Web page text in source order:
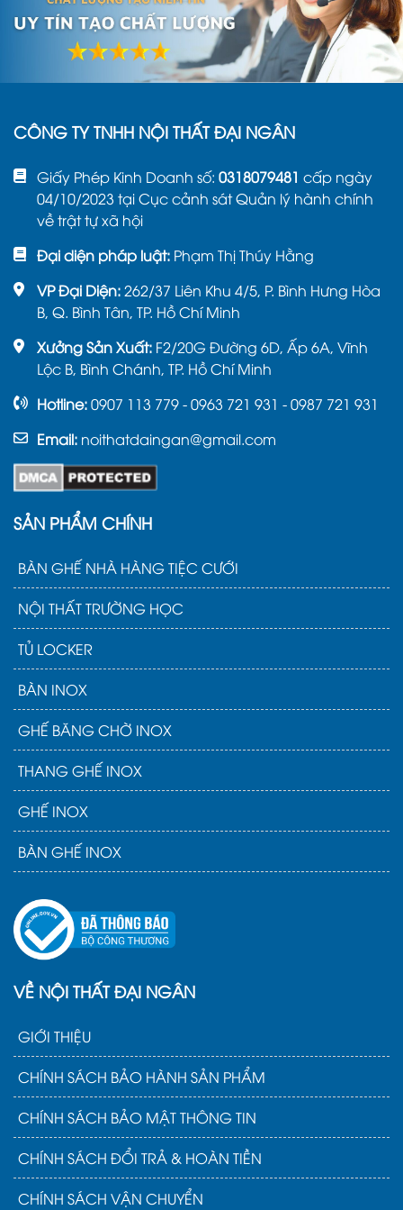
CÔNG TY TNHH NỘI THẤT ĐẠI NGÂN
Giấy Phép Kinh Doanh số: 0318079481 cấp ngày
04/10/2023 tại Cục cảnh sát Quản lý hành chính
về trật tự xã hội
Đại diện pháp luật: Phạm Thị Thúy Hằng
VP Đại Diện:262/37 Liên Khu 4/5, P. Bình Hưng Hòa
B, Q. Bình Tân, TP. Hồ Chí Minh
Xưởng Sản Xuất: F2/20G Đường 6D, Ấp 6A, Vĩnh
Lộc B, Bình Chánh, TP. Hồ Chí Minh
Hotline:0907 113 779 - 0963 721 931 - 0987 721 931
Email: noithatdaingan@gmail.com
SẢN PHẨM CHÍNH
BÀN GHẾ NHÀ HÀNG TIỆC CƯỚI
NỘI THẤT TRƯỜNG HỌC
TỦ LOCKER
BÀN INOX
GHẾ BĂNG CHỜ INOX
THANG GHẾ INOX
GHẾ INOX
BÀN GHẾ INOX
VỀ NỘI THẤT ĐẠI NGÂN
GIỚI THIỆU
CHÍNH SÁCH BẢO HÀNH SẢN PHẨM
CHÍNH SÁCH BẢO MẬT THÔNG TIN
CHÍNH SÁCH ĐỔI TRẢ & HOÀN TIỀN
CHÍNH SÁCH VẬN CHUYỂN